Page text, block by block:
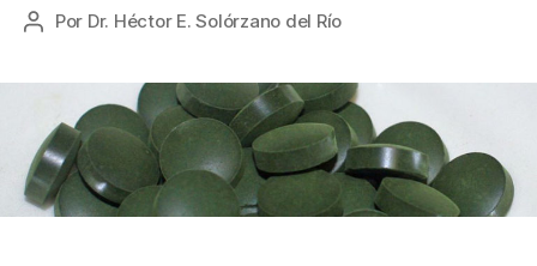
Autor
entrada
Por Dr. Héctor E. Solórzano del Río